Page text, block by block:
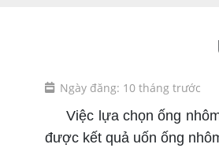
Ngày đăng: 10 tháng trước
Việc lựa chọn ống nhôm
được kết quả uốn ống